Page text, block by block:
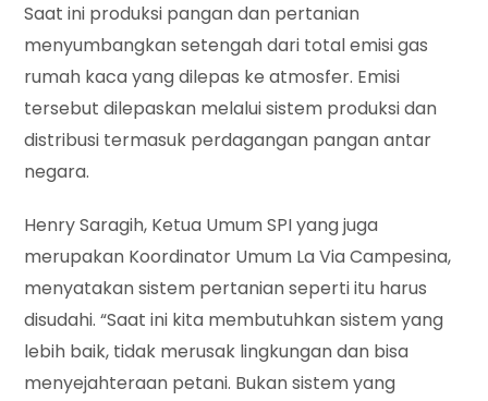
Saat ini produksi pangan dan pertanian
menyumbangkan setengah dari total emisi gas
rumah kaca yang dilepas ke atmosfer. Emisi
tersebut dilepaskan melalui sistem produksi dan
distribusi termasuk perdagangan pangan antar
negara.
Henry Saragih, Ketua Umum SPI yang juga
merupakan Koordinator Umum La Via Campesina,
menyatakan sistem pertanian seperti itu harus
disudahi. “Saat ini kita membutuhkan sistem yang
lebih baik, tidak merusak lingkungan dan bisa
menyejahteraan petani. Bukan sistem yang